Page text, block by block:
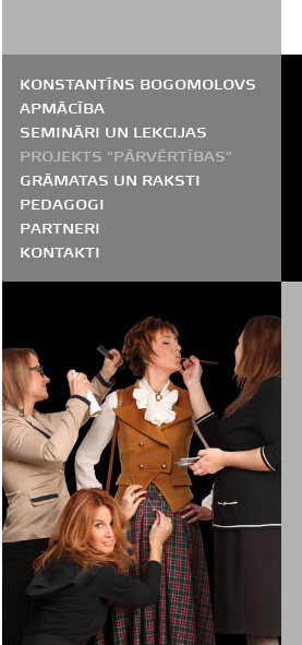
KONSTANTĪNS BOGOMOLOVS
APMĀCĪBA
SEMINĀRI UN LEKCIJAS
PROJEKTS "PĀRVĒRTĪBAS"
GRĀMATAS UN RAKSTI
PEDAGOGI
PARTNERI
KONTAKTI